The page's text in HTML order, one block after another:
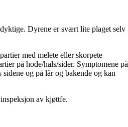
Dyrene er svært lite plaget selv
med melete eller skorpete
på hode/hals/sider. Symptomene på
og på lår og bakende og kan
av kjøttfe.